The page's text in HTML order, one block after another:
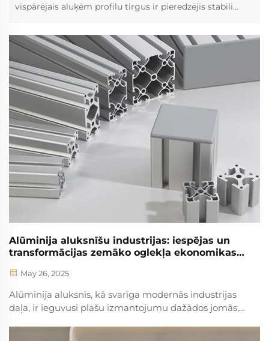
vispārējais aluķēm profilu tirgus ir pieredzējis stabili
stipruma materiāliem dažādos sektoru, piemēram,
būvniecībā, automobiļu nozarē un rūpnieciskajā
ražošanā, ir izraisījusi aluķēm profilu plašu pielietojumu.
Šie materiāli tiek ļoti vērtēti dēļ to izcilajām īpašībām,
ieskaitot vieglumu, korozijas atbildību un atjaunojamību.
Alūminija aluksnīšu industrijas: iespējas un
transformācijas zemāko oglekļa ekonomikas
May 26, 2025
Alūminija aluksnīs, kā svarīga modernās industrijas
daļa, ir ieguvusi plašu izmantojumu dažādos jomās,
stipruma līmenim, korozijas atbildībai, labam